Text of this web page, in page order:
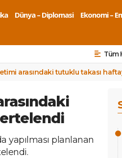
Dünya – Diplomasi Ekonomi –
Tüm
arasındaki tutuklu takası
yapılması planlanan